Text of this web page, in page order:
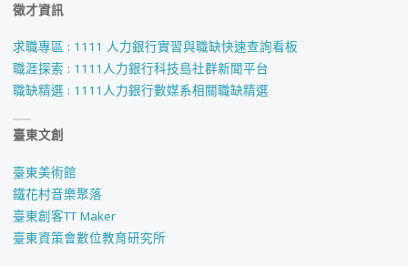
徵才資訊
求職專區 : 1111 人力銀行實習與職缺快速查詢看板
職涯探索 : 1111人力銀行科技島社群新聞平台
職缺精選 : 1111人力銀行數媒系相關職缺精選
臺東文創
臺東美術館
鐵花村音樂聚落
臺東創客TT Maker
臺東資策會數位教育研究所